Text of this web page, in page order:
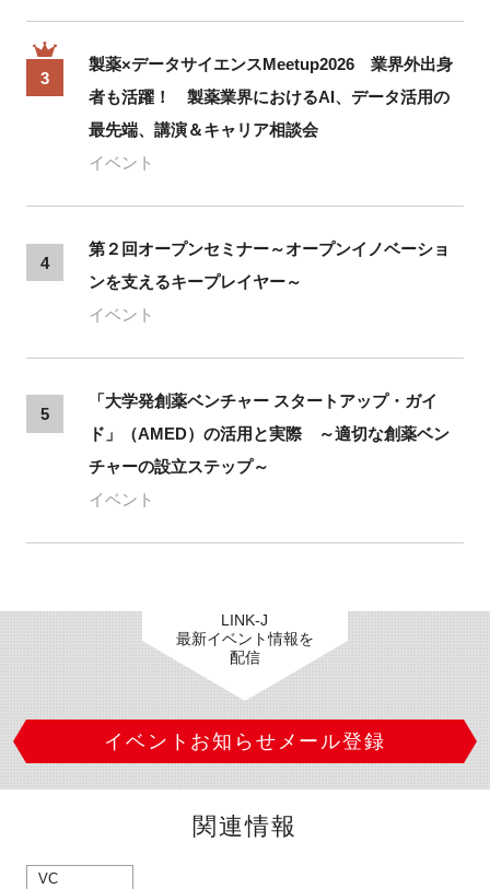
3
製薬×データサイエンスMeetup2026 業界外出身
者も活躍！ 製薬業界におけるAI、データ活用の
最先端、講演＆キャリア相談会
イベント
4
第２回オープンセミナー～オープンイノベーショ
ンを支えるキープレイヤー～
イベント
5
「大学発創薬ベンチャー スタートアップ・ガイ
ド」（AMED）の活用と実際 ～適切な創薬ベン
チャーの設立ステップ～
イベント
LINK-J
最新イベント情報を
配信
イベントお知らせメール登録
関連情報
VC